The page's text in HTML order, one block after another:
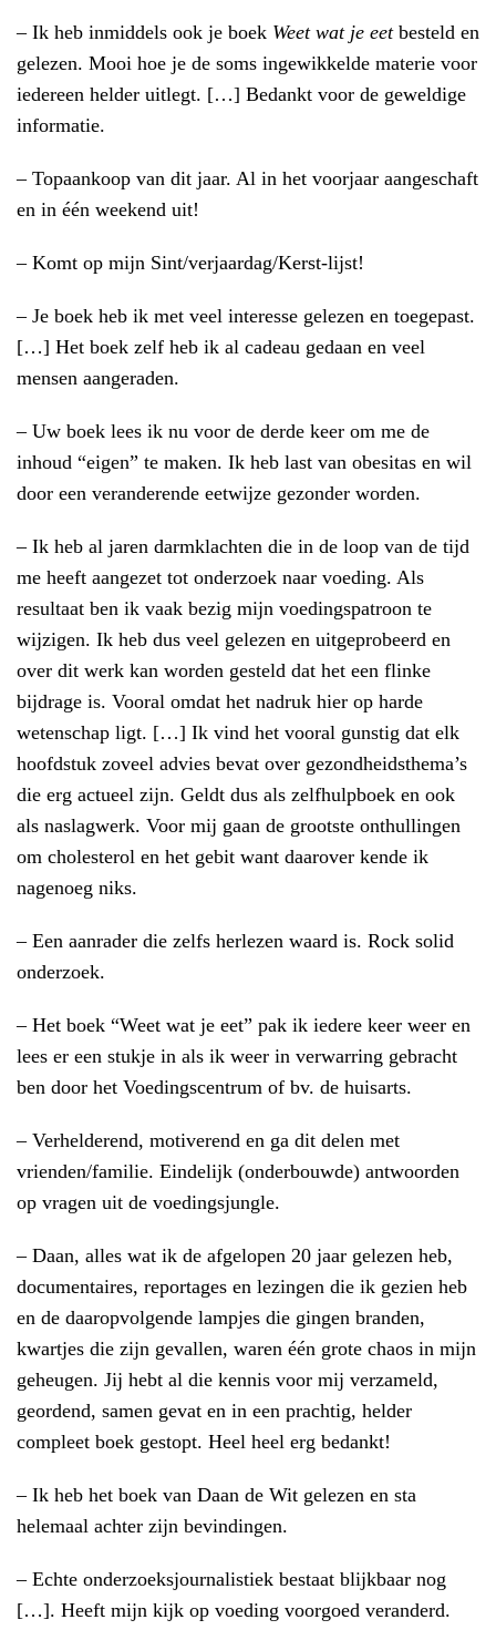
– Ik heb inmiddels ook je boek Weet wat je eetbesteld en
gelezen. Mooi hoe je de soms ingewikkelde materie voor
iedereen helder uitlegt. […] Bedankt voor de geweldige
informatie.
– Topaankoop van dit jaar. Al in het voorjaar aangeschaft
en in één weekend uit!
– Komt op mijn Sint/verjaardag/Kerst-lijst!
– Je boek heb ik met veel interesse gelezen en toegepast.
[…] Het boek zelf heb ik al cadeau gedaan en veel
mensen aangeraden.
– Uw boek lees ik nu voor de derde keer om me de
inhoud “eigen” te maken. Ik heb last van obesitas en wil
door een veranderende eetwijze gezonder worden.
– Ik heb al jaren darmklachten die in de loop van de tijd
me heeft aangezet tot onderzoek naar voeding. Als
resultaat ben ik vaak bezig mijn voedingspatroon te
wijzigen. Ik heb dus veel gelezen en uitgeprobeerd en
over dit werk kan worden gesteld dat het een flinke
bijdrage is. Vooral omdat het nadruk hier op harde
wetenschap ligt. […] Ik vind het vooral gunstig dat elk
hoofdstuk zoveel advies bevat over gezondheidsthema’s
die erg actueel zijn. Geldt dus als zelfhulpboek en ook
als naslagwerk. Voor mij gaan de grootste onthullingen
om cholesterol en het gebit want daarover kende ik
nagenoeg niks.
– Een aanrader die zelfs herlezen waard is. Rock solid
onderzoek.
– Het boek “Weet wat je eet” pak ik iedere keer weer en
lees er een stukje in als ik weer in verwarring gebracht
ben door het Voedingscentrum of bv. de huisarts.
– Verhelderend, motiverend en ga dit delen met
vrienden/familie. Eindelijk (onderbouwde) antwoorden
op vragen uit de voedingsjungle.
– Daan, alles wat ik de afgelopen 20 jaar gelezen heb,
documentaires, reportages en lezingen die ik gezien heb
en de daaropvolgende lampjes die gingen branden,
kwartjes die zijn gevallen, waren één grote chaos in mijn
geheugen. Jij hebt al die kennis voor mij verzameld,
geordend, samen gevat en in een prachtig, helder
compleet boek gestopt. Heel heel erg bedankt!
– Ik heb het boek van Daan de Wit gelezen en sta
helemaal achter zijn bevindingen.
– Echte onderzoeksjournalistiek bestaat blijkbaar nog
[…]. Heeft mijn kijk op voeding voorgoed veranderd.